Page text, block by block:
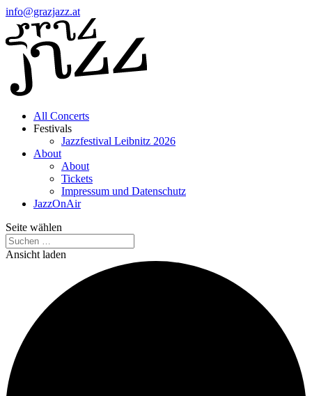
info@grazjazz.at
All Concerts
Festivals
Jazzfestival Leibnitz 2026
About
About
Tickets
Impressum und Datenschutz
JazzOnAir
Seite wählen
Ansicht laden